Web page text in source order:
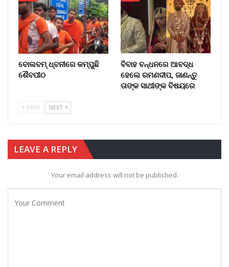
ବୋଲବମ୍ ଧ୍ବନୀରେ କମ୍ପୁଛି
ଶୈବପୀଠ
ବିବାହ ବନ୍ଧନରେ ଆବଦ୍ଧ
ହେଲେ ରମଣଦୀପ, ଜାଣନ୍ତୁ
ତାଙ୍କ ସାଥୀଙ୍କ ବିଷୟରେ
PREV NEXT
LEAVE A REPLY
Your email address will not be published.